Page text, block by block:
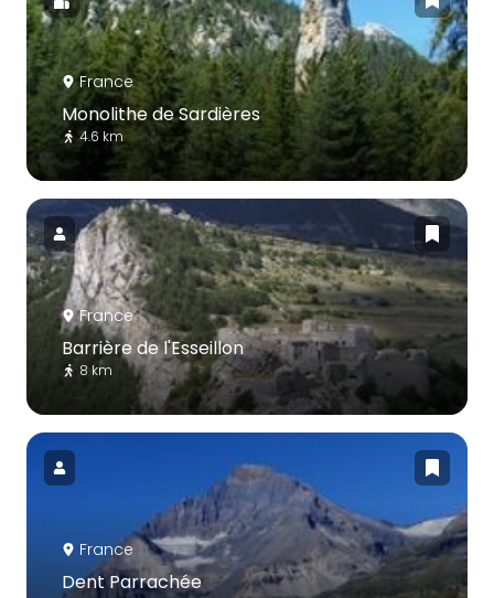
France
Monolithe de Sardières
4.6 km
France
Barrière de l'Esseillon
8 km
France
Dent Parrachée